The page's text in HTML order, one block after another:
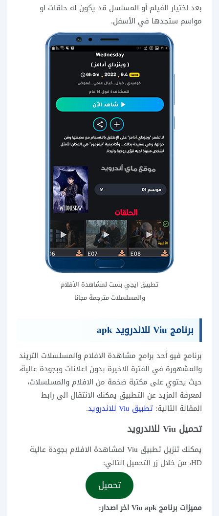
بعد اختيار الفيلم أو المسلسل قد يكون له حلقات او
مواسم ستجدها في الأسفل.
تطبيق ايجي بست لمشاهدة الأفلام
والمسلسلات مترجمة مجانا
برنامج Viu للاندرويد apk
برنامج فيو أحد برامج مشاهدة الافلام والمسلسلات التريند
والمشهورة في الفترة الاخيرة بدون اعلانات وبجودة عالية،
حيث يحتوي على مكتبة ضخمة من الافلام والمسلسلات،
لمعرفة المزيد عن التطبيق يمكنك الانتقال الى رابط
المقالة التالية: تطبيق Viu للاندرويد .
تحميل Viu للاندرويد
يمكنك تنزيل تطبيق Viu لمشاهدة الافلام بجودة عالية
HD، من خلال زر التحميل التالي:
تحميل
مميزات برنامج Viu apk اخر اصدار: